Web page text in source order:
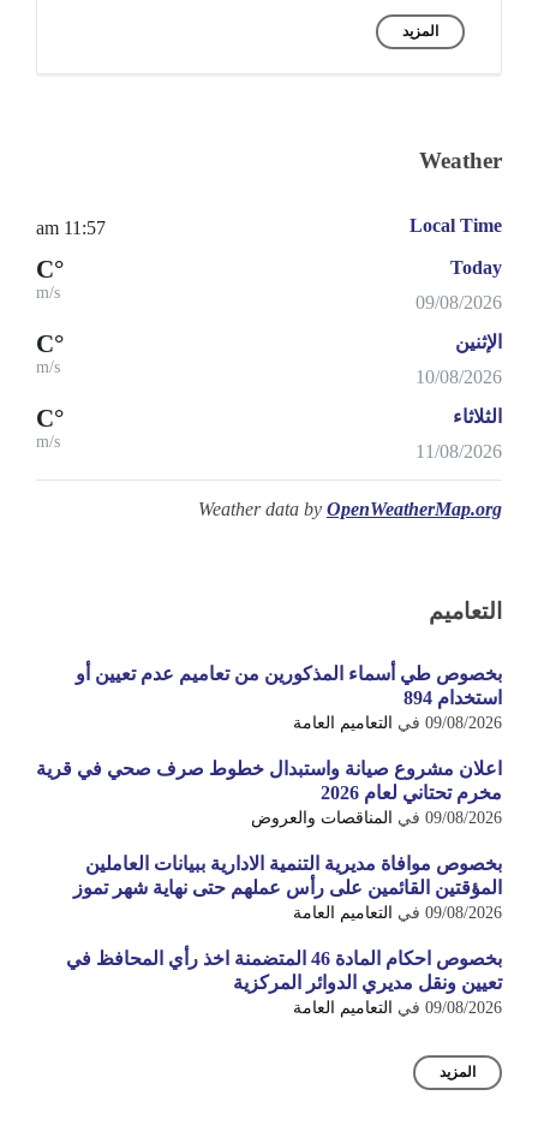
المزيد
Weather
Local Time
11:57 am
Today
09/08/2026
°C
m/s
الإثنين
10/08/2026
°C
m/s
الثلاثاء
11/08/2026
°C
m/s
Weather data by OpenWeatherMap.org
التعاميم
بخصوص طي أسماء المذكورين من تعاميم عدم تعيين أو
استخدام 894
09/08/2026 في التعاميم العامة
اعلان مشروع صيانة واستبدال خطوط صرف صحي في قرية
مخرم تحتاني لعام 2026
09/08/2026 في المناقصات والعروض
بخصوص موافاة مديرية التنمية الادارية ببيانات العاملين
المؤقتين القائمين على رأس عملهم حتى نهاية شهر تموز
09/08/2026 في التعاميم العامة
بخصوص احكام المادة 46 المتضمنة اخذ رأي المحافظ في
تعيين ونقل مديري الدوائر المركزية
09/08/2026 في التعاميم العامة
المزيد